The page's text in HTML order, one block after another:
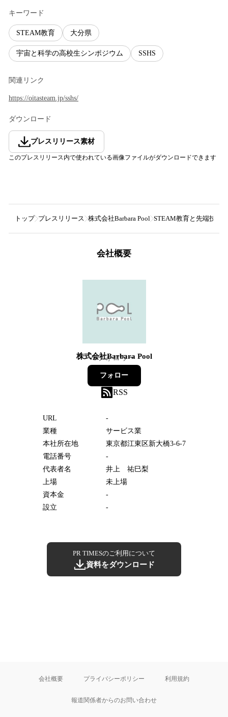
キーワード
STEAM教育 大分県
宇宙と科学の高校生シンポジウム SSHS
関連リンク
https://oitasteam.jp/sshs/
ダウンロード
プレスリリース素材
このプレスリリース内で使われている画像ファイルがダウンロードできます
トップ プレスリリース 株式会社Barbara Pool STEAM教育と先端技術
会社概要
株式会社Barbara Pool
5フォロワー
フォロー
RSS
URL
-
業種
サービス業
本社所在地
東京都江東区新大橋3-6-7
電話番号
-
代表者名
井上 祐巳梨
上場
未上場
資本金
-
設立
-
PR TIMESのご利用について
資料をダウンロード
会社概要 プライバシーポリシー 利用規約
報道関係者からのお問い合わせ